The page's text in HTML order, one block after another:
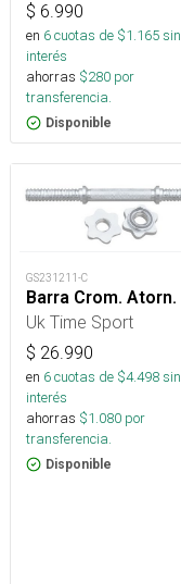
$ 6.990
en 6cuotas de $1.165sin
interés
ahorras $280 por
transferencia.
Disponible
GS231211-C
Barra Crom. Atorn.
Uk Time Sport
$ 26.990
en 6cuotas de $4.498sin
interés
ahorras $1.080 por
transferencia.
Disponible